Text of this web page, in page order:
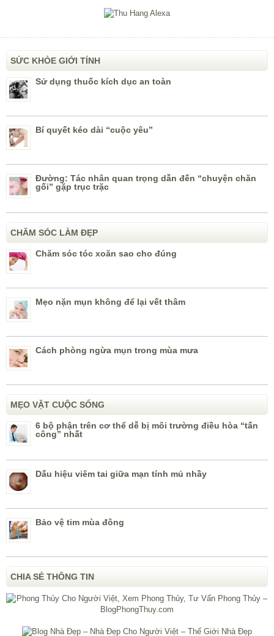
SỨC KHỎE GIỚI TÍNH
Sử dụng thuốc kích dục an toàn
Bí quyết kéo dài “cuộc yêu”
Đường: Tác nhân quan trọng dẫn đến “chuyện chăn
gối” gặp trục trặc
CHĂM SÓC LÀM ĐẸP
Chăm sóc tóc xoăn sao cho đúng
Mẹo nặn mụn không để lại vết thâm
Cách phòng ngừa mụn trong mùa mưa
MẸO VẶT CUỘC SỐNG
6 bộ phận trên cơ thể dễ bị môi trường điều hòa “tấn
công” nhất
Dấu hiệu viêm tai giữa mạn tính mủ nhầy
Bảo vệ tim mùa đông
CHIA SẺ THÔNG TIN